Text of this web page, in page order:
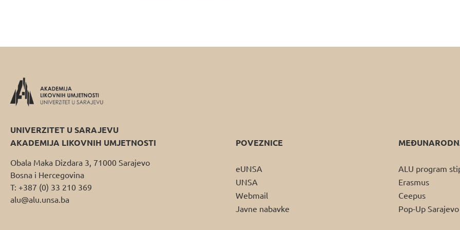
UNIVERZITET U SARAJEVU
AKADEMIJA LIKOVNIH UMJETNOSTI
Obala Maka Dizdara 3, 71000 Sarajevo
Bosna i Hercegovina
T: +387 (0) 33 210 369
alu@alu.unsa.ba
POVEZNICE
eUNSA
UNSA
Webmail
Javne nabavke
ALU program
Erasmus
Ceepus
Pop-Up Sarajevo